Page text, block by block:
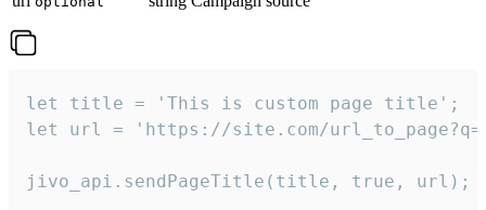
let title = 'This is custom page title';
let url = 'https://site.com/
jivo_api.sendPageTitle(title, true, url);